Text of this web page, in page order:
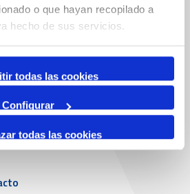
o que hayan recopilado a
hecho de sus servicios.
todas las cookies
Configurar
todas las cookies
al cliente